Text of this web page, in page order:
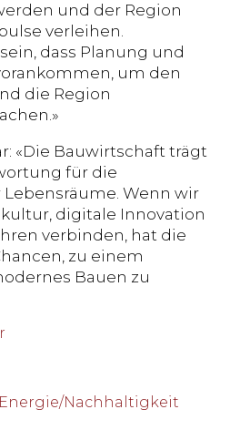
und der Region
verleihen.
dass Planung und
um den
die Region
«Die Bauwirtschaft trägt
für die
Wenn wir
digitale Innovation
verbinden, hat die
zu einem
Bauen zu
Energie/Nachhaltigkeit